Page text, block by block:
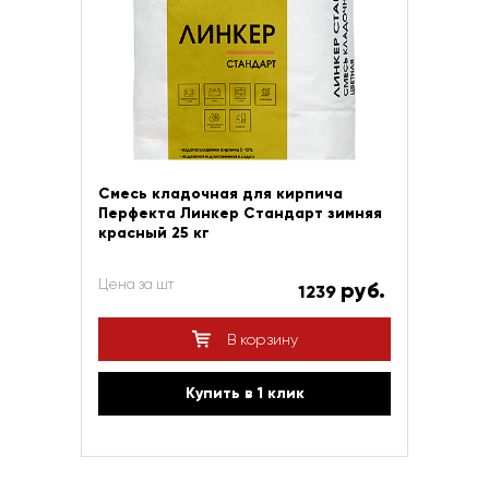
Смесь кладочная для кирпича
Перфекта Линкер Стандарт зимняя
красный 25 кг
Цена за шт 1239 руб.
В корзину
Купить в 1 клик